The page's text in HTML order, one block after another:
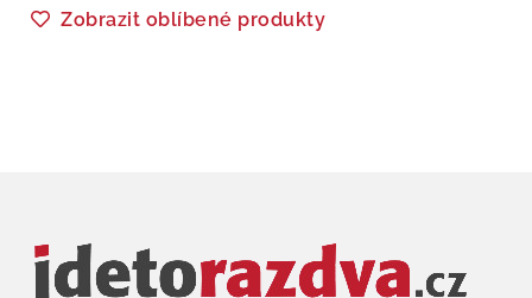
Zobrazit oblíbené produkty